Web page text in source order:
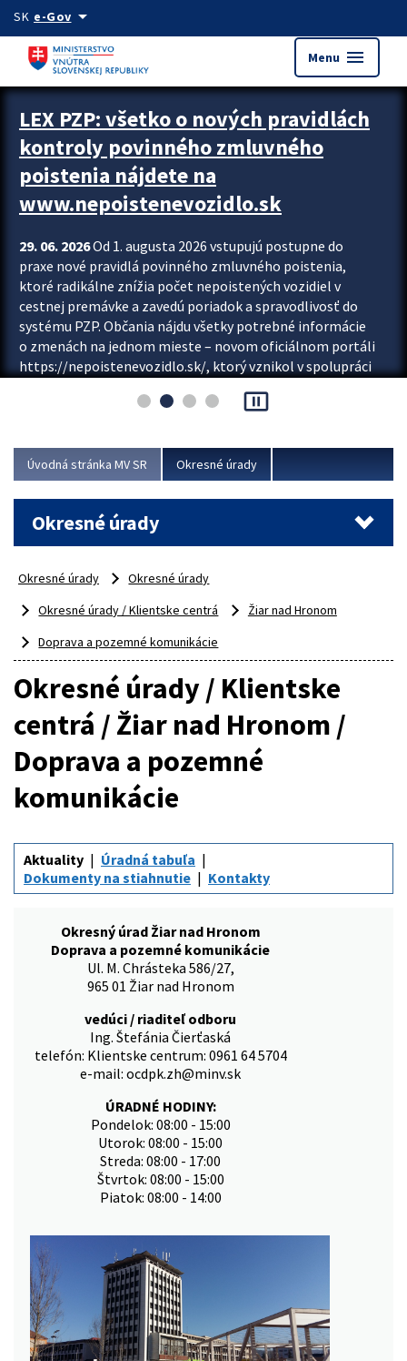
Preskocit na hlavný obsah
SK e-Govarrow_drop_down
Menu menu
Zastavit automatický posun upútavok
LEX PZP: všetko o nových pravidlách
kontroly povinného zmluvného
poistenia nájdete na
www.nepoistenevozidlo.sk
29. 06. 2026Od 1. augusta 2026 vstupujú postupne do
praxe nové pravidlá povinného zmluvného poistenia,
ktoré radikálne znížia počet nepoistených vozidiel v
cestnej premávke a zavedú poriadok a spravodlivosť do
systému PZP. Občania nájdu všetky potrebné informácie
o zmenách na jednom mieste – novom oficiálnom portáli
https://nepoistenevozidlo.sk/, ktorý vznikol v spolupráci
asociácie poisťovní (SLASPO) a Ministerstva vnútra SR.
Viac
pause_presentation
Úvodná stránka MV SR Okresné úrady
Okresné úrady
Okresné úrady
Okresné úrady
Okresné úrady / Klientske centrá
Žiar nad Hronom
Doprava a pozemné komunikácie
Okresné úrady / Klientske
centrá / Žiar nad Hronom /
Doprava a pozemné
komunikácie
Aktuality
Úradná tabuľa
Dokumenty na stiahnutie
Kontakty
Okresný úrad Žiar nad Hronom
Doprava a pozemné komunikácie
Ul. M. Chrásteka 586/27,
965 01 Žiar nad Hronom
vedúci / riaditeľ odboru
Ing. Štefánia Čierťaská
telefón: Klientske centrum: 0961 64 5704
e-mail: ocdpk.zh@minv.sk
ÚRADNÉ HODINY:
Pondelok: 08:00 - 15:00
Utorok: 08:00 - 15:00
Streda: 08:00 - 17:00
Štvrtok: 08:00 - 15:00
Piatok: 08:00 - 14:00